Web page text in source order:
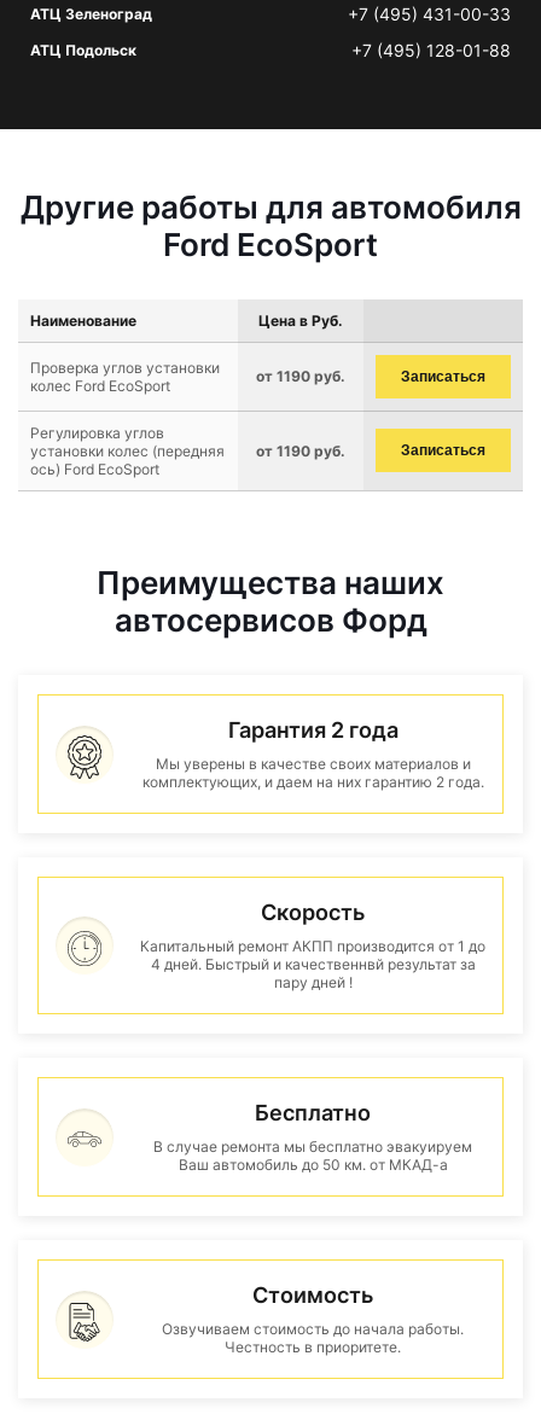
АТЦ Зеленоград +7 (495) 431-00-33
АТЦ Подольск +7 (495) 128-01-88
Другие работы для автомобиля
Ford EcoSport
Наименование Цена в Руб.
Проверка углов установки
колес Ford EcoSport
от 1190 руб. Записаться
Регулировка углов
установки колес (передняя
ось) Ford EcoSport
от 1190 руб. Записаться
Преимущества наших
автосервисов Форд
Гарантия 2 года
Мы уверены в качестве своих материалов и
комплектующих, и даем на них гарантию 2 года.
Скорость
Капитальный ремонт АКПП производится от 1 до
4 дней. Быстрый и качественнвй результат за
пару дней !
Бесплатно
В случае ремонта мы бесплатно эвакуируем
Ваш автомобиль до 50 км. от МКАД-а
Стоимость
Озвучиваем стоимость до начала работы.
Честность в приоритете.